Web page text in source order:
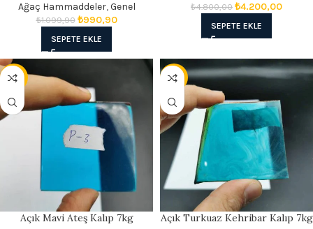
Ağaç Hammaddeler,Genel
₺1.099,90 ₺990,90
SEPETE EKLE
₺4.800,00 ₺4.200,00
SEPETE EKLE
- 13%
Açık Mavi Ateş Kalıp 7kg
- 19%
Açık Turkuaz Kehribar Kalıp 7kg